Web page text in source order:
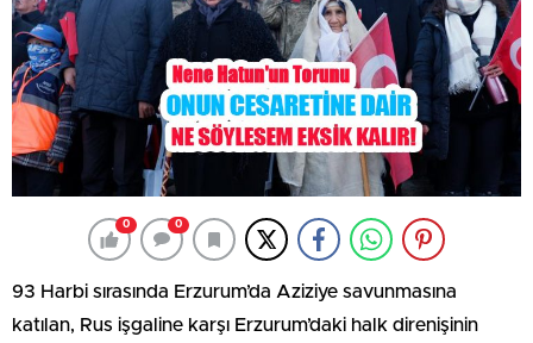
0 0
93 Harbi sırasında Erzurum’da Aziziye savunmasına
katılan, Rus işgaline karşı Erzurum’daki halk direnişinin